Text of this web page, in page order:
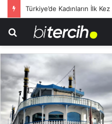
Türkiye’de Kadınların İlk
Arama
yap
...